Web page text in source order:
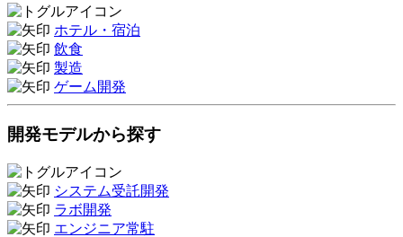
ホテル・宿泊
飲食
製造
ゲーム開発
開発モデルから探す
システム受託開発
ラボ開発
エンジニア常駐